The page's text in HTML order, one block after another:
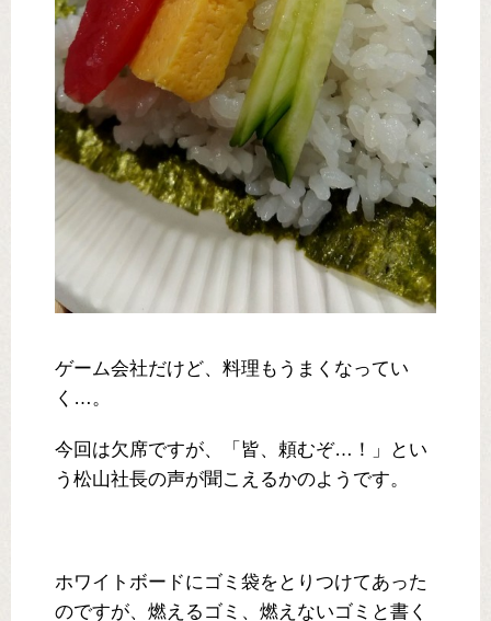
ゲーム会社だけど、料理もうまくなってい
く…。
今回は欠席ですが、「皆、頼むぞ…！」とい
う松山社長の声が聞こえるかのようです。
ホワイトボードにゴミ袋をとりつけてあった
のですが、燃えるゴミ、燃えないゴミと書く